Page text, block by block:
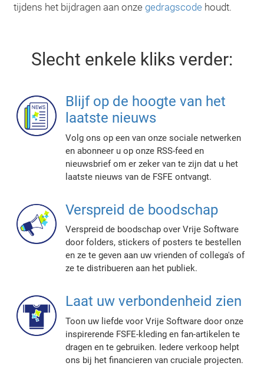
tijdens het bijdragen aan onze gedragscode houdt.
Slecht enkele kliks verder:
Blijf op de hoogte van het
laatste nieuws
Volg ons op een van onze sociale netwerken
en abonneer u op onze RSS-feed en
nieuwsbrief om er zeker van te zijn dat u het
laatste nieuws van de FSFE ontvangt.
Verspreid de boodschap
Verspreid de boodschap over Vrije Software
door folders, stickers of posters te bestellen
en ze te geven aan uw vrienden of collega's of
ze te distribueren aan het publiek.
Laat uw verbondenheid zien
Toon uw liefde voor Vrije Software door onze
inspirerende FSFE-kleding en fan-artikelen te
dragen en te gebruiken. Iedere verkoop helpt
ons bij het financieren van cruciale projecten.